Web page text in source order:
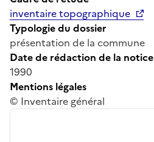
inventaire topographique
Typologie du dossier
présentation de la commune
Date de rédaction de la notice
1990
Mentions légales
© Inventaire général